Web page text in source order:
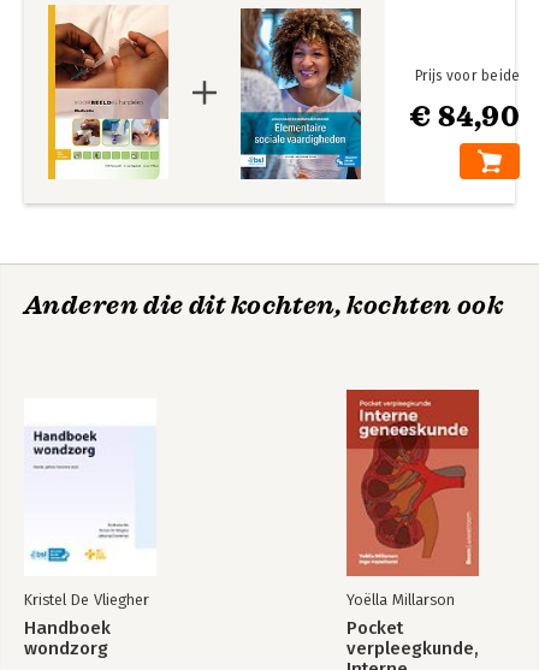
€ 84,90
Prijs voor beide
Anderen die dit kochten, kochten ook
Kristel De Vliegher
Handboek
wondzorg
Yoëlla Millarson
Pocket
verpleegkunde,